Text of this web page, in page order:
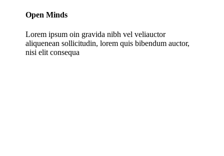
Open Minds
Lorem ipsum oin gravida nibh vel veliauctor
aliquenean sollicitudin, lorem quis bibendum auctor,
nisi elit consequa